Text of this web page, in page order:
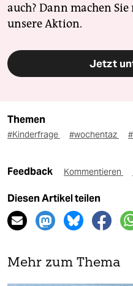
auch? Dann machen
unsere Aktion.
Jetzt
Themen
#Kinderfrage #wochentaz
Feedback Kommentieren
Diesen Artikel teilen
Mehr zum Thema